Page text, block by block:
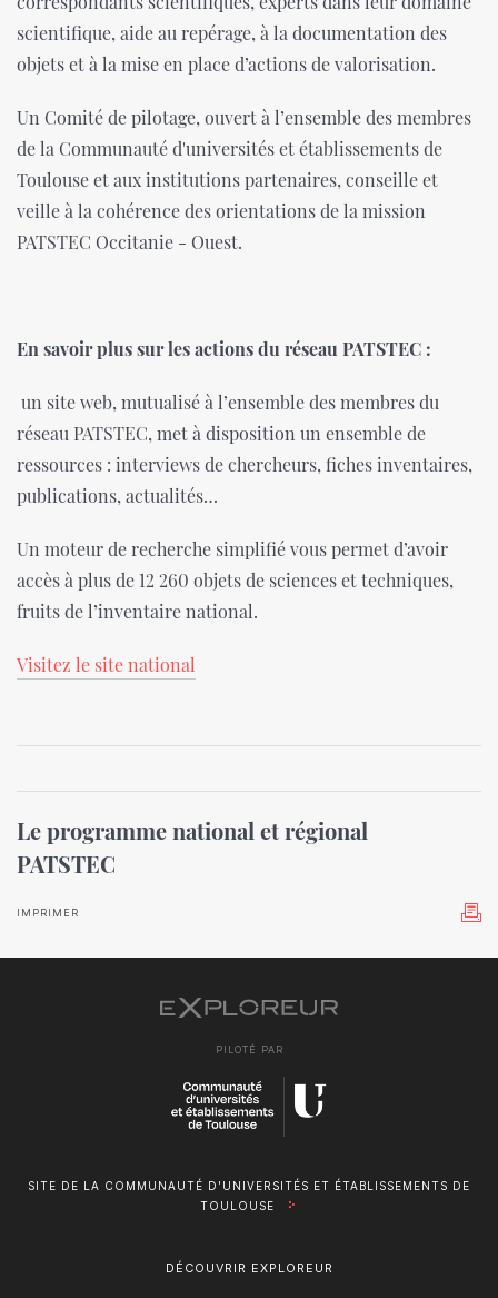
scientifique, aide au repérage, à la documentation des
objets et à la mise en place d’actions de valorisation.
Un Comité de pilotage, ouvert à l’ensemble des membres
de la Communauté d'universités et établissements de
Toulouse et aux institutions partenaires, conseille et
veille à la cohérence des orientations de la mission
PATSTEC Occitanie - Ouest.
En savoir plus sur les actions du réseau PATSTEC :
un site web, mutualisé à l’ensemble des membres du
réseau PATSTEC, met à disposition un ensemble de
ressources : interviews de chercheurs, fiches inventaires,
publications, actualités…
Un moteur de recherche simplifié vous permet d’avoir
accès à plus de 12 260 objets de sciences et techniques,
fruits de l’inventaire national.
Visitez le site national
Le programme national et régional
PATSTEC
IMPRIMER
PILOTÉ PAR
SITE DE LA COMMUNAUTÉ D'UNIVERSITÉS ET ÉTABLISSEMENTS DE
TOULOUSE
DÉCOUVRIR EXPLOREUR